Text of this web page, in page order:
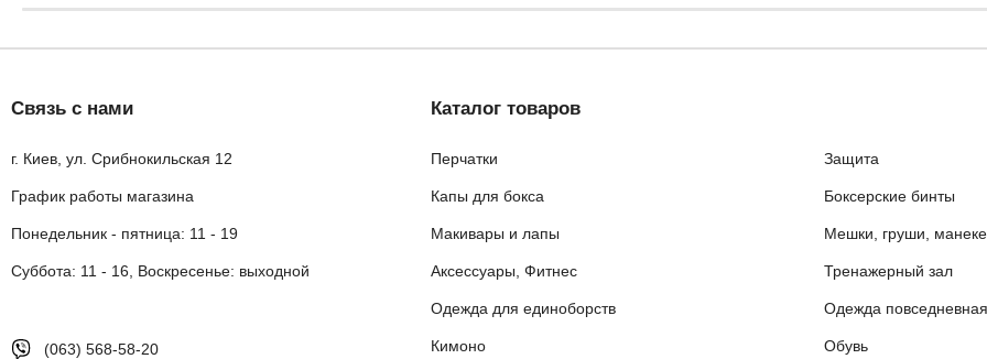
Связь с нами
г. Киев, ул. Срибнокильская 12
График работы магазина
Понедельник - пятница: 11 - 19
Суббота: 11 - 16, Воскресенье: выходной
(063) 568-58-20
Каталог товаров
Перчатки Защита
Капы для бокса Боксерские бинты
Макивары и лапы Мешки, груши,
Аксессуары, Фитнес Тренажерный зал
Одежда для единоборств Одежда повседневная
Кимоно Обувь